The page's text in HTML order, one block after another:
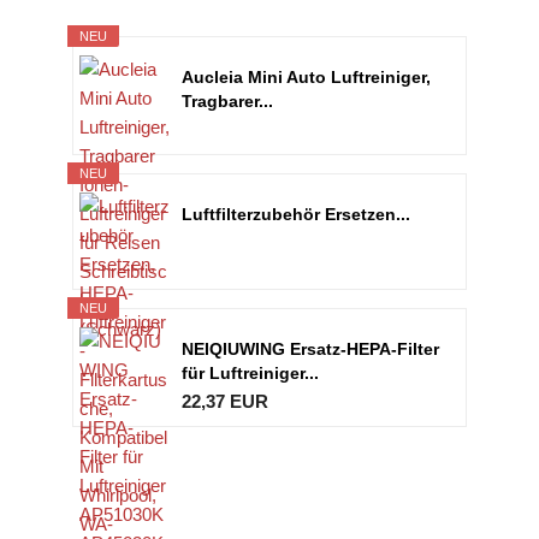
NEU
Aucleia Mini Auto Luftreiniger,
Tragbarer...
NEU
Luftfilterzubehör Ersetzen...
NEU
NEIQIUWING Ersatz-HEPA-Filter
für Luftreiniger...
22,37 EUR